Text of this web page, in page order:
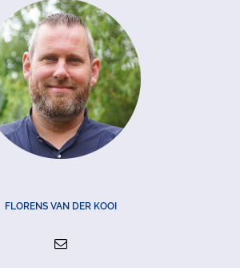
FLORENS VAN DER KOOI